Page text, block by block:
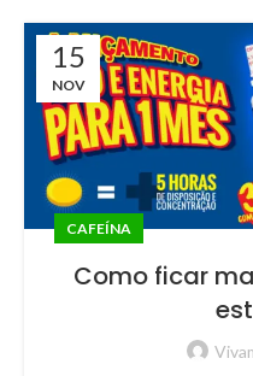
15
NOV
CAFEÍNA
Como ficar